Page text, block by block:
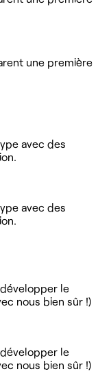
une première
avec des
avec des
le
nous bien sûr !)
le
nous bien sûr !)